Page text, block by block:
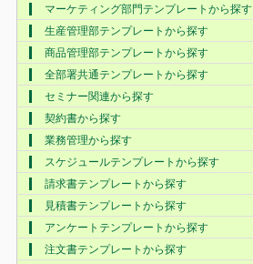
マーケティング部門テンプレートから探す
生産管理部テンプレートから探す
商品管理部テンプレートから探す
全部署共通テンプレートから探す
セミナー関連から探す
契約書から探す
業務管理から探す
スケジュールテンプレートから探す
請求書テンプレートから探す
見積書テンプレートから探す
アンケートテンプレートから探す
注文書テンプレートから探す